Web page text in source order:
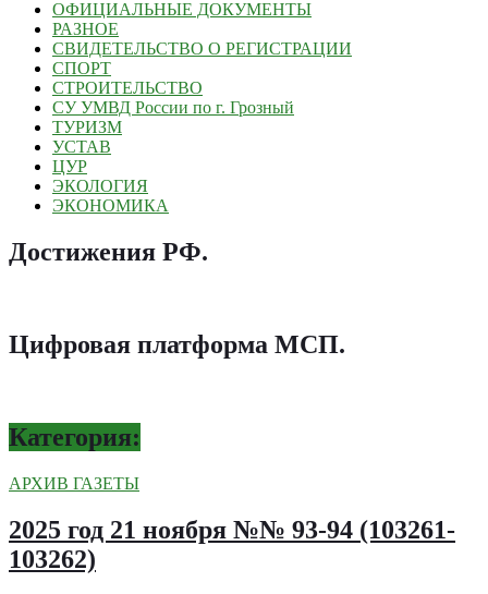
ОФИЦИАЛЬНЫЕ ДОКУМЕНТЫ
РАЗНОЕ
СВИДЕТЕЛЬСТВО О РЕГИСТРАЦИИ
СПОРТ
СТРОИТЕЛЬСТВО
СУ УМВД России по г. Грозный
ТУРИЗМ
УСТАВ
ЦУР
ЭКОЛОГИЯ
ЭКОНОМИКА
Достижения РФ.
Цифровая платформа МСП.
Категория:
АРХИВ ГАЗЕТЫ
2025 год 21 ноября №№ 93-94 (103261-
103262)